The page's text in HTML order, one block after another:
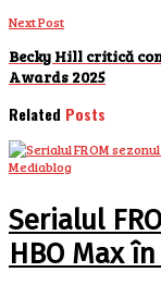
Next Post
Becky Hill critică
Awards 2025
Related Posts
Mediablog
Serialul
HBO Max